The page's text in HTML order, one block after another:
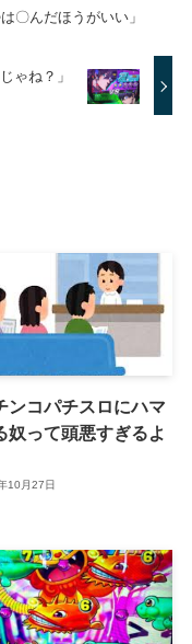
〇んだほうがいい」
ゃね？」
ンコパチスロにハマ
奴って頭悪すぎるよ
10月27日